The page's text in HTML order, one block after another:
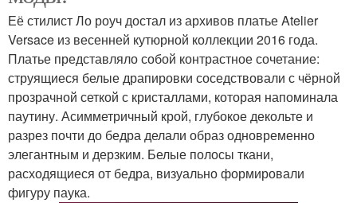
Её стилист Ло роуч достал из архивов платье Atelier
Versace из весенней кутюрной коллекции 2016 года.
Платье представляло собой контрастное сочетание:
струящиеся белые драпировки соседствовали с чёрной
прозрачной сеткой с кристаллами, которая напоминала
паутину. Асимметричный крой, глубокое декольте и
разрез почти до бедра делали образ одновременно
элегантным и дерзким. Белые полосы ткани,
расходящиеся от бедра, визуально формировали
фигуру паука.